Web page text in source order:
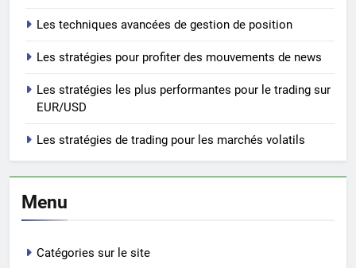
Les techniques avancées de gestion de position
Les stratégies pour profiter des mouvements de news
Les stratégies les plus performantes pour le trading sur
EUR/USD
Les stratégies de trading pour les marchés volatils
Menu
Catégories sur le site